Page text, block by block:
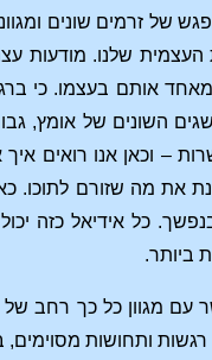
של זרמים שונים
שלנו. מודעות
אותם בעצמו. כי
השונים של אומץ,
– וכאן אנו רואים
את מה שזורם לתוכו.
כל אידיאל כזה
ביותר.
עם מגוון כל כך רחב
ותחושות מסוימים,